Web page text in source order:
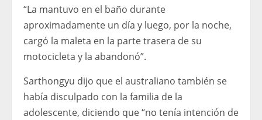
“La mantuvo en el baño durante
aproximadamente un día y luego, por la noche,
cargó la maleta en la parte trasera de su
motocicleta y la abandonó”.
Sarthongyu dijo que el australiano también se
había disculpado con la familia de la
adolescente, diciendo que “no tenía intención de